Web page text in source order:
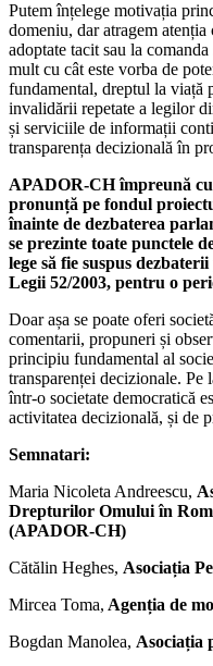
Putem înțelege motivația
domeniu, dar atragem
adoptate tacit sau la
mult cu cât este vorba de
fundamental, dreptul la viață
invalidării repetate a legilor
și serviciile de informații
transparența decizională în
APADOR-CH împreună
pronunță pe fondul
înainte de dezbaterea
se prezinte toate punctele
lege să fie suspus
Legii 52/2003, pentru o
Doar așa se poate oferi
comentarii, propuneri și
principiu fundamental al
transparenței decizionale. Pe
într-o societate democratică
activitatea decizională, și de
Semnatari:
Maria Nicoleta Andreescu,
Drepturilor Omului în
(APADOR-CH)
Cătălin Heghes, Asociația
Mircea Toma, Agenția de
Bogdan Manolea, Asociația